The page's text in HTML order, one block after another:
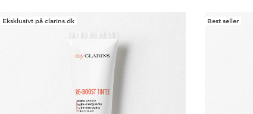
Eksklusivt på clarins.dk Best seller